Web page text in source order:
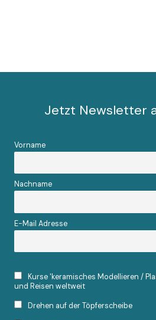
Jetzt Newsletter
Vorname
Nachname
E-Mail Adresse
Kurse 'keramisches Modellieren /
und Reisen weltweit
Drehen auf der Töpferscheibe